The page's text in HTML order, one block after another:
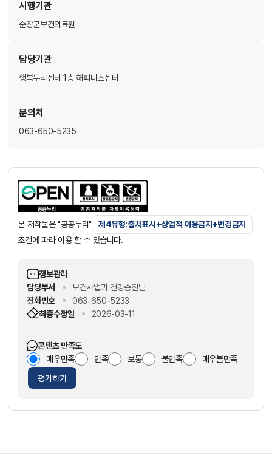
시행기관
순창군보건의료원
담당기관
행복누리센터 1층 해피니스센터
문의처
063-650-5235
본 저작물은 "공공누리"
제4유형:출처표시+상업적 이용금지+변경금지
조건에 따라 이용 할 수 있습니다.
정보관리
담당부서
보건사업과 건강증진팀
전화번호
063-650-5233
최종수정일
2026-03-11
콘텐츠 만족도
매우만족
만족 보통 불만족 매우불만족
평가하기